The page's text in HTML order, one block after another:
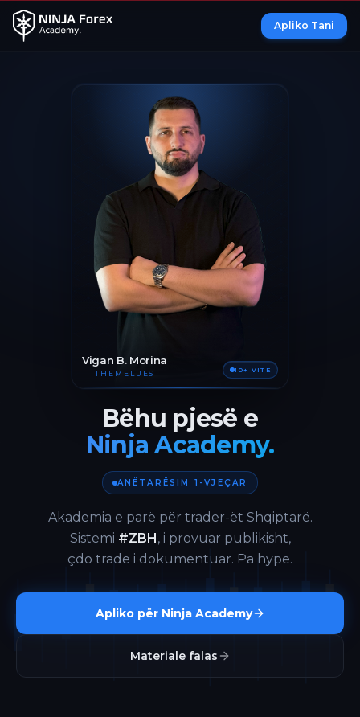
Apliko Tani
Vigan B. Morina
THEMELUES 10+ VITE
Bëhu pjesë e
Ninja Academy.
ANËTARËSIM 1-VJEÇAR
Akademia e parë për trader-ët Shqiptarë.
Sistemi #ZBH, i provuar publikisht,
çdo trade i dokumentuar. Pa hype.
Apliko për Ninja Academy
Materiale falas